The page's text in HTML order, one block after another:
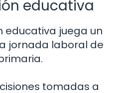
educativa
educativa juega un
jornada laboral de
tomadas a